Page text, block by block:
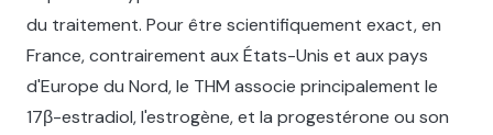
du traitement. Pour être scientifiquement exact, en
France, contrairement aux États-Unis et aux pays
d'Europe du Nord, le THM associe principalement le
17β-estradiol, l'estrogène, et la progestérone ou son